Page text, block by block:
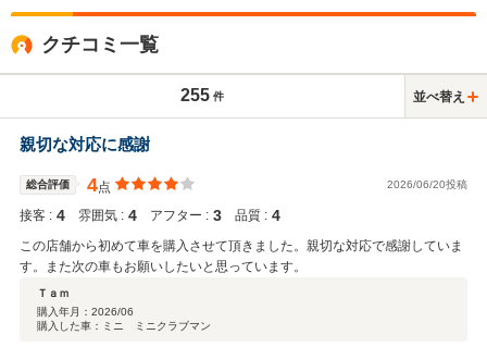
クチコミ一覧
255 件 並べ替え
親切な対応に感謝
総合評価 4点 2026/06/20投稿
接客 : 4 雰囲気 : 4 アフター : 3 品質 : 4
この店舗から初めて車を購入させて頂きました。親切な対応で感謝していま
す。また次の車もお願いしたいと思っています。
Ｔａｍ
購入年月： 2026/06
購入した車：ミニ ミニクラブマン